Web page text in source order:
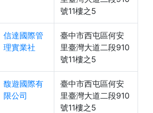
號11樓之5
信達國際管
理實業社
臺中市西屯區何安
里臺灣大道二段910
號11樓之5
馥遊國際有
限公司
臺中市西屯區何安
里臺灣大道二段910
號11樓之5